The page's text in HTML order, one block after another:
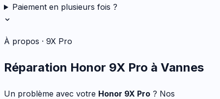
Paiement en plusieurs fois ?
À propos · 9X Pro
Réparation Honor 9X Pro à Vannes
Un problème avec votre Honor 9X Pro ? Nos